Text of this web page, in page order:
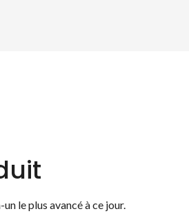
le plus avancé à ce jour.